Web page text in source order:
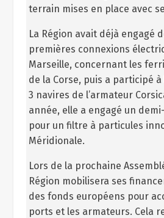
terrain mises en place avec
La Région avait déjà engagé
premières connexions
Marseille, concernant les
de la Corse, puis a participé
3 navires de l’armateur
année, elle a engagé un
pour un filtre à particules
Méridionale.
Lors de la prochaine
Région mobilisera ses
des fonds européens pour
ports et les armateurs. Cela